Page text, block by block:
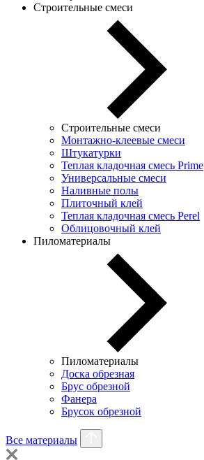
Строительные смеси
Строительные смеси
Монтажно-клеевые смеси
Штукатурки
Теплая кладочная смесь Prime
Универсальные смеси
Наливные полы
Плиточный клей
Теплая кладочная смесь Perel
Облицовочный клей
Пиломатериалы
Пиломатериалы
Доска обрезная
Брус обрезной
Фанера
Брусок обрезной
Все материалы